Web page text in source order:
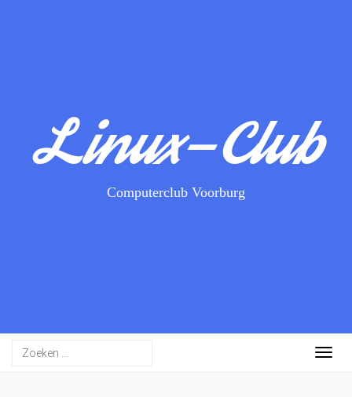
Linux-Club
Computerclub Voorburg